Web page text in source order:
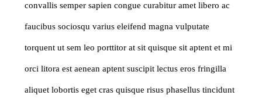
convallis semper sapien congue curabitur amet libero ac
faucibus sociosqu varius eleifend magna vulputate
torquent ut sem leo porttitor at sit quisque sit aptent et mi
orci litora est aenean aptent suscipit lectus eros fringilla
aliquet lobortis eget cras quisque risus phasellus tincidunt